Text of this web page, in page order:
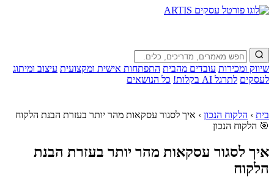
שיווק ומכירות עובדים מהבית התפתחות אישית ומקצועית עיצוב ומיתוג
לעסקים לתרגל AI בקלות! כל הנושאים
בית › הלקוח הנכון › איך לסגור עסקאות מהר יותר בעזרת הבנת הלקוח
🎯 הלקוח הנכון
איך לסגור עסקאות מהר יותר בעזרת הבנת
הלקוח